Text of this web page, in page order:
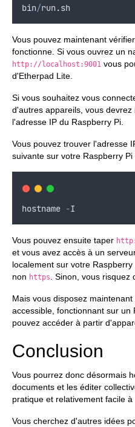
bin/run.sh
Vous pouvez maintenant
fonctionne. Si vous ouvrez un
http://localhost:9001 vous
d'Etherpad Lite.
Si vous souhaitez vous
d'autres appareils, vous
l'adresse IP du Raspberry Pi.
Vous pouvez trouver l'adresse
suivante sur votre Raspberry Pi
hostname -I
Vous pouvez ensuite taper
et vous avez accès à un
localement sur votre
non https. Sinon, vous risquez
Mais vous disposez
accessible, fonctionnant sur un
pouvez accéder à partir
Conclusion
Vous pourrez donc désormais
documents et les éditer
pratique et relativement facile
Vous cherchez d'autres idées